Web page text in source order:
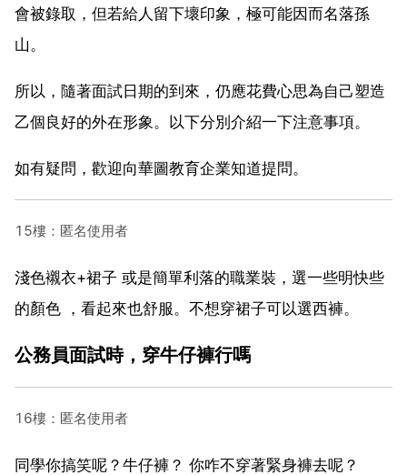
會被錄取，但若給人留下壞印象，極可能因而名落孫
山。
所以，隨著面試日期的到來，仍應花費心思為自己塑造
乙個良好的外在形象。以下分別介紹一下注意事項。
如有疑問，歡迎向華圖教育企業知道提問。
15樓：匿名使用者
淺色襯衣+裙子 或是簡單利落的職業裝，選一些明快些
的顏色 ，看起來也舒服。不想穿裙子可以選西褲。
公務員面試時，穿牛仔褲行嗎
16樓：匿名使用者
同學你搞笑呢？牛仔褲？ 你咋不穿著緊身褲去呢？